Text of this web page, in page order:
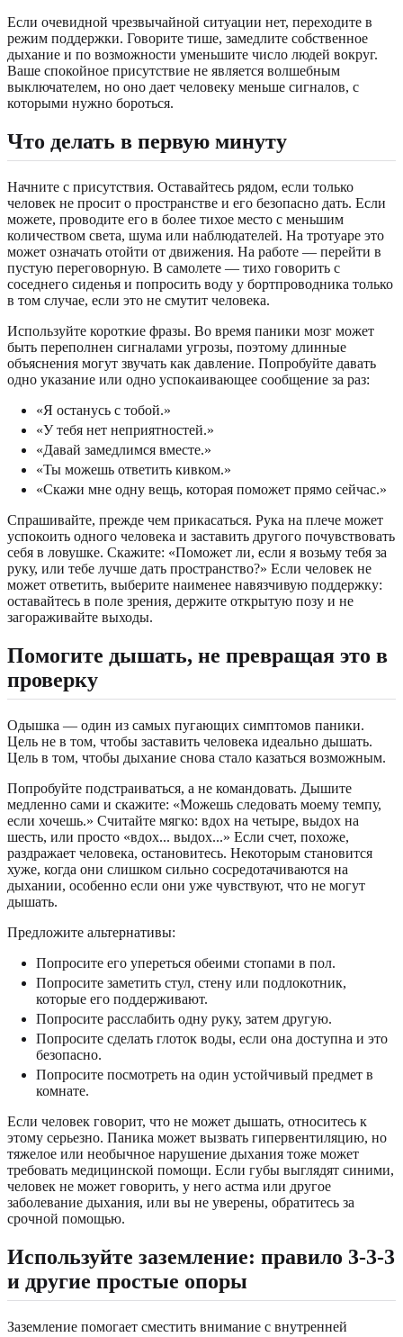
Если очевидной чрезвычайной ситуации нет, переходите в
режим поддержки. Говорите тише, замедлите собственное
дыхание и по возможности уменьшите число людей вокруг.
Ваше спокойное присутствие не является волшебным
выключателем, но оно дает человеку меньше сигналов, с
которыми нужно бороться.
Что делать в первую минуту
Начните с присутствия. Оставайтесь рядом, если только
человек не просит о пространстве и его безопасно дать. Если
можете, проводите его в более тихое место с меньшим
количеством света, шума или наблюдателей. На тротуаре это
может означать отойти от движения. На работе — перейти в
пустую переговорную. В самолете — тихо говорить с
соседнего сиденья и попросить воду у бортпроводника только
в том случае, если это не смутит человека.
Используйте короткие фразы. Во время паники мозг может
быть переполнен сигналами угрозы, поэтому длинные
объяснения могут звучать как давление. Попробуйте давать
одно указание или одно успокаивающее сообщение за раз:
«Я останусь с тобой.»
«У тебя нет неприятностей.»
«Давай замедлимся вместе.»
«Ты можешь ответить кивком.»
«Скажи мне одну вещь, которая поможет прямо сейчас.»
Спрашивайте, прежде чем прикасаться. Рука на плече может
успокоить одного человека и заставить другого почувствовать
себя в ловушке. Скажите: «Поможет ли, если я возьму тебя за
руку, или тебе лучше дать пространство?» Если человек не
может ответить, выберите наименее навязчивую поддержку:
оставайтесь в поле зрения, держите открытую позу и не
загораживайте выходы.
Помогите дышать, не превращая это в
проверку
Одышка — один из самых пугающих симптомов паники.
Цель не в том, чтобы заставить человека идеально дышать.
Цель в том, чтобы дыхание снова стало казаться возможным.
Попробуйте подстраиваться, а не командовать. Дышите
медленно сами и скажите: «Можешь следовать моему темпу,
если хочешь.» Считайте мягко: вдох на четыре, выдох на
шесть, или просто «вдох... выдох...» Если счет, похоже,
раздражает человека, остановитесь. Некоторым становится
хуже, когда они слишком сильно сосредотачиваются на
дыхании, особенно если они уже чувствуют, что не могут
дышать.
Предложите альтернативы:
Попросите его упереться обеими стопами в пол.
Попросите заметить стул, стену или подлокотник,
которые его поддерживают.
Попросите расслабить одну руку, затем другую.
Попросите сделать глоток воды, если она доступна и это
безопасно.
Попросите посмотреть на один устойчивый предмет в
комнате.
Если человек говорит, что не может дышать, относитесь к
этому серьезно. Паника может вызвать гипервентиляцию, но
тяжелое или необычное нарушение дыхания тоже может
требовать медицинской помощи. Если губы выглядят синими,
человек не может говорить, у него астма или другое
заболевание дыхания, или вы не уверены, обратитесь за
срочной помощью.
Используйте заземление: правило 3-3-3
и другие простые опоры
Заземление помогает сместить внимание с внутренней